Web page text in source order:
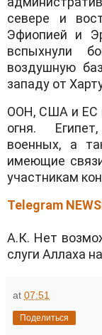
севере и
Эфиопией и
вспыхнули
воздушную
западу от
ООН, США и ЕС
огня.
военных, а
имеющие
участникам
Telegram
А.К. Нет
слуги Аллаха
at 07:51
Поделиться